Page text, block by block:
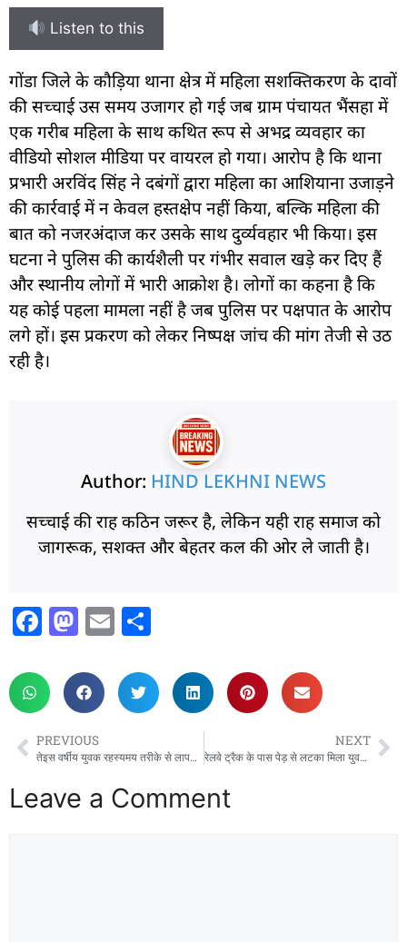
Listen to this
गोंडा जिले के कौड़िया थाना क्षेत्र में महिला सशक्तिकरण के दावों
की सच्चाई उस समय उजागर हो गई जब ग्राम पंचायत भैंसहा में
एक गरीब महिला के साथ कथित रूप से अभद्र व्यवहार का
वीडियो सोशल मीडिया पर वायरल हो गया। आरोप है कि थाना
प्रभारी अरविंद सिंह ने दबंगों द्वारा महिला का आशियाना उजाड़ने
की कार्रवाई में न केवल हस्तक्षेप नहीं किया, बल्कि महिला की
बात को नजरअंदाज कर उसके साथ दुर्व्यवहार भी किया। इस
घटना ने पुलिस की कार्यशैली पर गंभीर सवाल खड़े कर दिए हैं
और स्थानीय लोगों में भारी आक्रोश है। लोगों का कहना है कि
यह कोई पहला मामला नहीं है जब पुलिस पर पक्षपात के आरोप
लगे हों। इस प्रकरण को लेकर निष्पक्ष जांच की मांग तेजी से उठ
रही है।
Author: HIND LEKHNI NEWS
सच्चाई की राह कठिन जरूर है, लेकिन यही राह समाज को
जागरूक, सशक्त और बेहतर कल की ओर ले जाती है।
F
c
e
b
o
o
M
st
o
d
o
n
E
ai
l
ar
e
PREVIOUS
तेइस वर्षीय युवक रहस्यमय तरीके से लापता, परिजनों ने दर्ज कराई गुमशुदगी
NEXT
रेलवे ट्रैक के पास पेड़ से लटका मिला युवक का शव, क्षेत्र में फैली सनसनी
Leave a Comment